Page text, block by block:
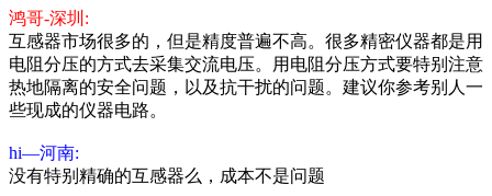
鸿哥-深圳:
互感器市场很多的，但是精度普遍不高。很多精密仪器都是用
电阻分压的方式去采集交流电压。用电阻分压方式要特别注意
热地隔离的安全问题，以及抗干扰的问题。建议你参考别人一
些现成的仪器电路。
hi—河南:
没有特别精确的互感器么，成本不是问题